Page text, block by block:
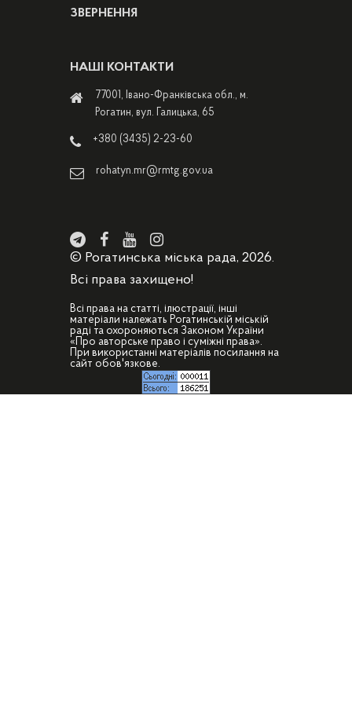
ЗВЕРНЕННЯ
НАШІ КОНТАКТИ
77001, Івано-Франківська обл., м.
Рогатин, вул. Галицька, 65
+380 (3435) 2-23-60
rohatyn.mr@rmtg.gov.ua
© Рогатинська міська рада, 2026.
Всі права захищено!
Всі права на статті, ілюстрації, інші
матеріали належать Рогатинській міській
раді та охороняються Законом України
«Про авторське право і суміжні права».
При використанні матеріалів посилання на
сайт обов'язкове.